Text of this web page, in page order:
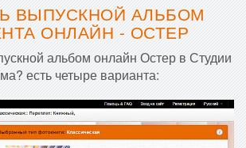
ВЫПУСКНОЙ АЛЬБОМ
ОНЛАЙН - ОСТЕР
альбом онлайн Остер в Студии
есть четыре варианта: